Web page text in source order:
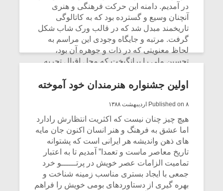
در آمدیم. دامنه این حرکت فرهنگی و هنری
آنچنان وسیع و گسترده بود که به کاتالوگی
تاریخمند مبدل شد که در قالب ورک شاب شکل
گرفت. مرتبه و جایگاه وجودی این مراسم به
لحاظ معنویتی که در ذات و جوهره آن بود،
تحسین ملی را برانگیخت که محل اقبال تجربه
CONTINUE READING
اولین جشنواره هنرمندان خود آموخته
Published on ۸ اردیبهشت ۱۳۸۸
هیچ چیز چنان نیست که اکثریت انتظارش رادارد
اما عشق به فرهنگ و هنر انسان اکنون جان مایه
های ذهن واندیشه هر ایرانی است که پشتوانه
تاریخ معاصر ماست و تعمدا” آمدیم تا به اعتبار
تمامیت الزامات عصر خویش در پرتــــــو خرد
جمعی با ایجاد بستری مناسب زمینه شناخت و
بهره گیری از دستاوردهای بومی خویش را فراهم